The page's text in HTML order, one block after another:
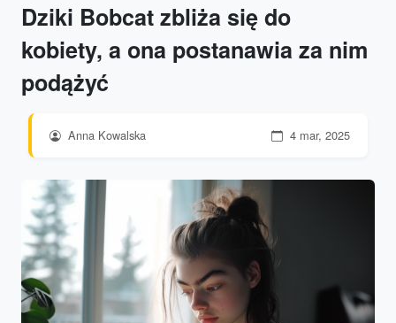
Dziki Bobcat zbliża się do
kobiety, a ona postanawia za nim
podążyć
Anna Kowalska 4 mar, 2025